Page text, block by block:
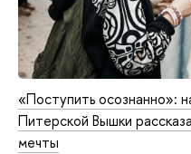
«Поступить осознанно»:
Питерской Вышки
мечты